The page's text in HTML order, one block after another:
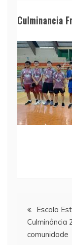
Culminancia
de
Escola
Culminância
comunidade